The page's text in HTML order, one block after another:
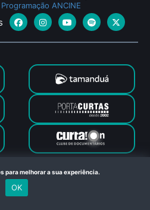
Programação ANCINE
direitos reservados. Feito com
de Janeiro
para melhorar a sua experiência.
OK